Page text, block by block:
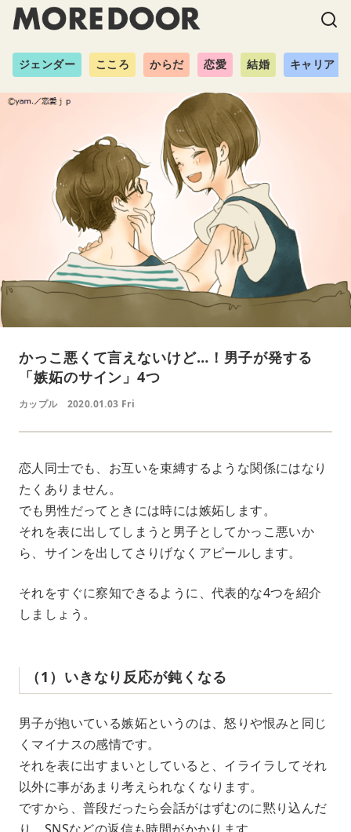
ジェンダー こころ からだ 恋愛 結婚 キャリア
かっこ悪くて言えないけど…！男子が発する
「嫉妬のサイン」4つ
カップル 2020.01.03 Fri
恋人同士でも、お互いを束縛するような関係にはなり
たくありません。
でも男性だってときには時には嫉妬します。
それを表に出してしまうと男子としてかっこ悪いか
ら、サインを出してさりげなくアピールします。
それをすぐに察知できるように、代表的な4つを紹介
しましょう。
（1）いきなり反応が鈍くなる
男子が抱いている嫉妬というのは、怒りや恨みと同じ
くマイナスの感情です。
それを表に出すまいとしていると、イライラしてそれ
以外に事があまり考えられなくなります。
ですから、普段だったら会話がはずむのに黙り込んだ
り、SNSなどの返信も時間がかかります。